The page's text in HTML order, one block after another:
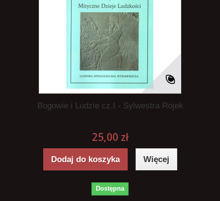
Bogowie i Ludzie cz.I - Sylwestra Rojek
25,00 zł
Dodaj do koszyka Więcej
Dostępna